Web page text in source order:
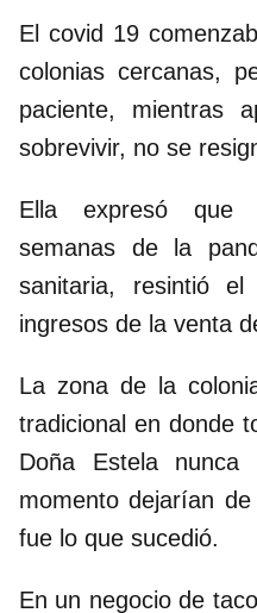
El covid 19
colonias cercanas,
paciente, mientras
sobrevivir, no se
Ella expresó que
semanas de la
sanitaria, resintió
ingresos de la venta
La zona de la
tradicional en donde
Doña Estela
momento dejarían
fue lo que sucedió.
En un negocio de